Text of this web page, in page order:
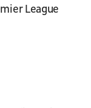
League